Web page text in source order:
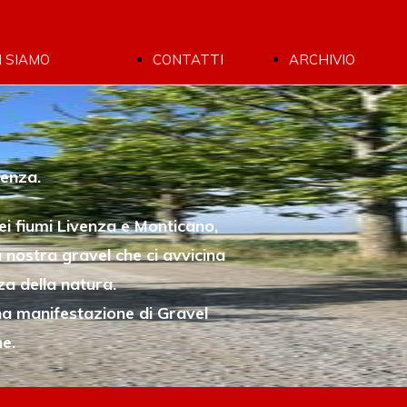
SIAMO
CHI SIAMO
I
PROTAGONISTI
SAFEGUARDING
CONTATTI
CONTATTI
ISCRIZIONI
ARCHIVIO
2025
7 SISTERS
GRAVEL
2025
LA MOTHA
2025
TDL
GRAVEL
fiumi Livenza e Monticano,
gravel che ci avvicina
della natura.
manifestazione di Gravel